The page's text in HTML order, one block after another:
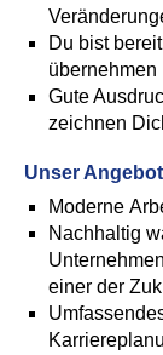
Du bist
übernehmen
Gute
zeichnen
Unser Angebot
Moderne
Nachhaltig
einer der